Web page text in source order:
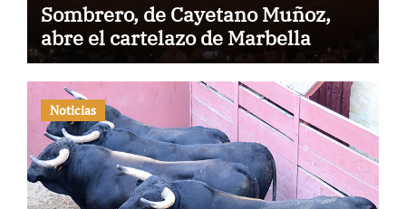
Sombrero, de Cayetano Muñoz,
abre el cartelazo de Marbella
Noticias